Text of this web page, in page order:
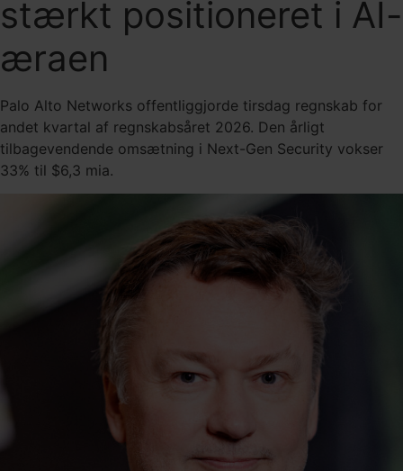
stærkt positioneret i AI-
æraen
Palo Alto Networks offentliggjorde tirsdag regnskab for
andet kvartal af regnskabsåret 2026. Den årligt
tilbagevendende omsætning i Next-Gen Security vokser
33% til $6,3 mia.